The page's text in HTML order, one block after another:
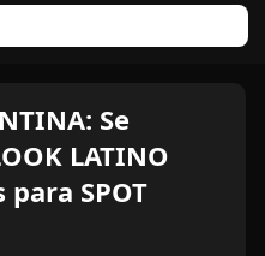
Se
LATINO
SPOT